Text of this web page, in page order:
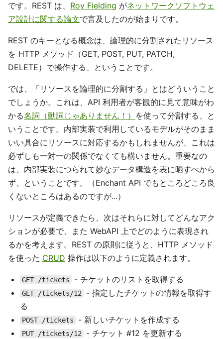
です。REST は、 Roy Fielding がネットワークソフトウェ
ア設計に関する論文で言及したのが始まりです。
REST のキーとなる概念は、論理的に分割されたリソース
を HTTP メソッド（GET, POST, PUT, PATCH,
DELETE）で操作する、ということです。
では、「リソースを論理的に分割する」とはどういうこと
でしょうか。これは、API 利用者が客観的に見て意味がわ
かる名詞（動詞じゃありません！） を使って分割する、と
いうことです。内部実装で利用しているモデルがそのまま
いい具合にリソースに対応するかもしれませんが、これは
必ずしも一対一の関係でなくても構いません。重要なの
は、内部実装につられて妙なデータ構造を表に晒すべから
ず、ということです。（Enchant API でもところどころ良
くないところはあるのですが...）
リソースが定義できたら、次はそれらに対してどんなアク
ションが必要で、また WebAPI 上でどのように表現され
るかを考えます。REST の原則に従うと、HTTP メソッド
を使った CRUD 操作は以下のように定義されます。
GET /tickets - チケットのリストを取得する
GET /tickets/12
- 指定したチケットの情報を取得す
る
POST /tickets - 新しいチケットを作成する
PUT /tickets/12 - チケット #12 を更新する